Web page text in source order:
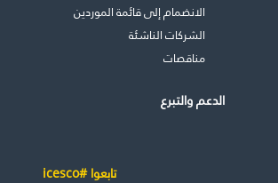
الانضمام إلى قائمة الموردين
الشركات الناشئة
مناقصات
الدعم والتبرع
تابعوا #icesco